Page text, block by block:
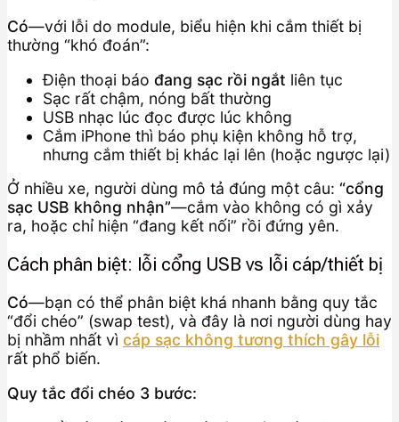
Có—với lỗi do module, biểu hiện khi cắm thiết bị
thường “khó đoán”:
Điện thoại báo đang sạc rồi ngắt liên tục
Sạc rất chậm, nóng bất thường
USB nhạc lúc đọc được lúc không
Cắm iPhone thì báo phụ kiện không hỗ trợ,
nhưng cắm thiết bị khác lại lên (hoặc ngược lại)
Ở nhiều xe, người dùng mô tả đúng một câu: “cổng
sạc USB không nhận”—cắm vào không có gì xảy
ra, hoặc chỉ hiện “đang kết nối” rồi đứng yên.
Cách phân biệt: lỗi cổng USB vs lỗi cáp/thiết bị
Có—bạn có thể phân biệt khá nhanh bằng quy tắc
“đổi chéo” (swap test), và đây là nơi người dùng hay
bị nhầm nhất vì cáp sạc không tương thích gây lỗi
rất phổ biến.
Quy tắc đổi chéo 3 bước: